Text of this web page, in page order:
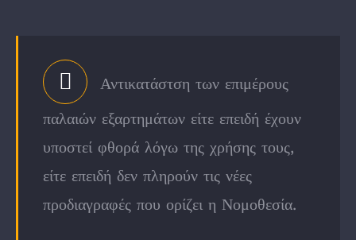
Αντικατάστση των επιμέρους
παλαιών εξαρτημάτων είτε επειδή έχουν
υποστεί φθορά λόγω της χρήσης τους,
είτε επειδή δεν πληρούν τις νέες
προδιαγραφές που ορίζει η Νομοθεσία.